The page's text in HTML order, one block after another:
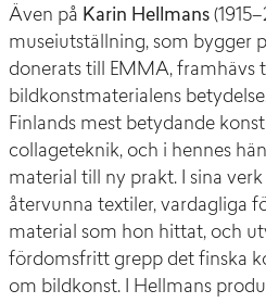
Även på Karin Hellmans
museiutställning, som bygger
donerats till EMMA, framhävs
bildkonstmaterialens
Finlands mest betydande
collageteknik, och i hennes
material till ny prakt. I sina
återvunna textiler, vardagliga
material som hon hittat, och
fördomsfritt grepp det finska
om bildkonst. I Hellmans